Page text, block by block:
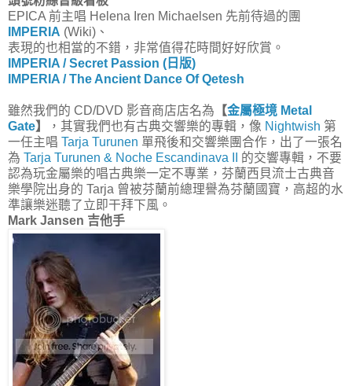
EPICA 前主唱 Helena Iren Michaelsen 先前待過的團
IMPERIA (Wiki)、
表現的也相當的不錯，非常值得花時間好好欣賞。
IMPERIA / Secret Passion (日版)
IMPERIA / The Ancient Dance Of Qetesh
雖然我們的 CD/DVD 影音商店店名為 【金屬極境 Metal
Gate】 ，其實我們也有古典交響樂的專輯，像 Nightwish 第
一任主唱 Tarja Turunen 單飛後和交響樂團合作，出了一張名
為 Tarja Turunen & Noche Escandinava II
的交響專輯，不要
認為玩金屬樂的唱古典樂一定不專業，芬蘭西貝流士古典音
樂學院出身的 Tarja 曾被芬蘭前總理譽為芬蘭國寶，高超的水
準讓樂迷聽了立即干拜下風。
Mark Jansen 吉他手